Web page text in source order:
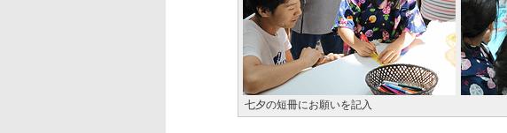
七夕の短冊にお願いを記入